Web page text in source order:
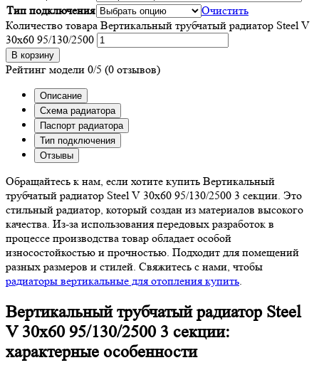
Тип подключения
Очистить
Количество товара Вертикальный трубчатый радиатор Steel V
30х60 95/130/2500
В корзину
Рейтинг модели 0/5 (0 отзывов)
Описание
Схема радиатора
Паспорт радиатора
Тип подключения
Отзывы
Обращайтесь к нам, если хотите купить Вертикальный
трубчатый радиатор Steel V 30х60 95/130/2500 3 секции. Это
стильный радиатор, который создан из материалов высокого
качества. Из-за использования передовых разработок в
процессе производства товар обладает особой
износостойкостью и прочностью. Подходит для помещений
разных размеров и стилей. Свяжитесь с нами, чтобы
радиаторы вертикальные для отопления купить
Вертикальный трубчатый радиатор Steel
V 30х60 95/130/2500 3 секции:
характерные особенности